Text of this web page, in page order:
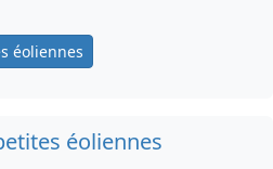
éoliennes
éoliennes